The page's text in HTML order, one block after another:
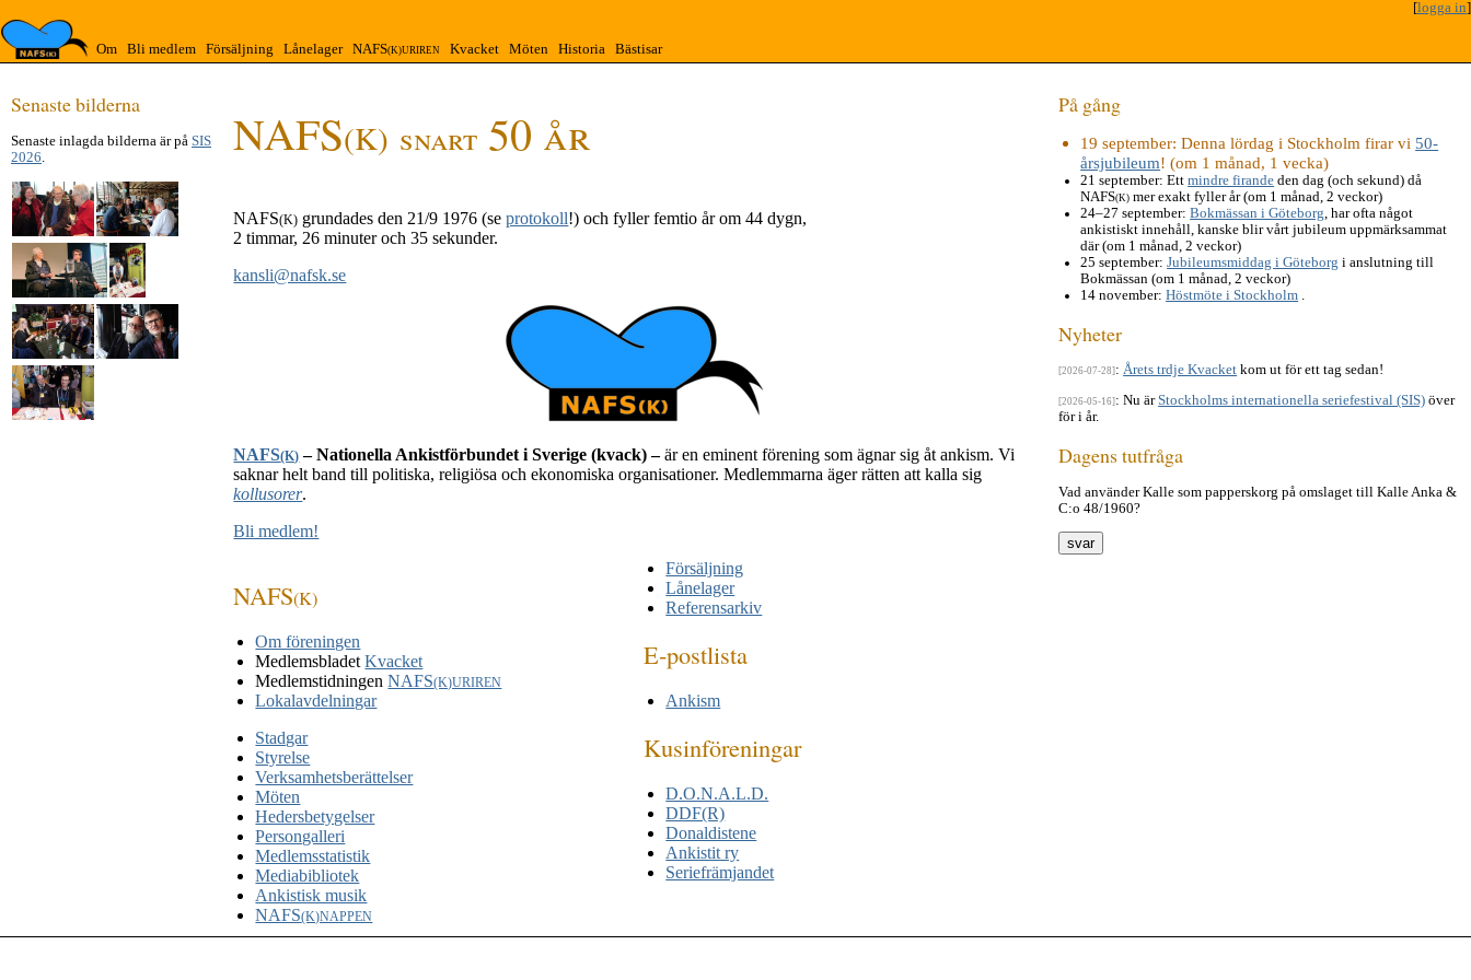
[logga in]
Om Bli medlem Försäljning Lånelager NAFS(K)URIREN Kvacket Möten Historia Bästisar
NAFS(K) snart 50 år
NAFS(K) grundades den 21/9 1976 (seprotokoll!) ochfyller femtio år om44 dygn,
2 timmar, 26 minuter och 35 sekunder.
kansli@nafsk.se
NAFS(K) – Nationella Ankist­förbundet i Sverige (kvack) –är en eminent förening som ägnar sig åt ankism. Vi
saknar helt band till politiska, religiösa och ekonomiska organisationer. Medlemmarna äger rätten att kalla sig
kollusorer.
Bli medlem!
NAFS(K)
Om föreningen
MedlemsbladetKvacket
MedlemstidningenNAFS(K)URIREN
Lokalavdelningar
Stadgar
Styrelse
Verksamhetsberättelser
Möten
Hedersbetygelser
Persongalleri
Medlemsstatistik
Mediabibliotek
Ankistisk musik
NAFS(K)NAPPEN
Försäljning
Lånelager
Referensarkiv
E-postlista
Ankism
Kusinföreningar
D.O.N.A.L.D.
DDF(R)
Donaldistene
Ankistit ry
Seriefrämjandet
Senaste bilderna
Senaste inlagda bilderna är på SIS
2026
På gång
19 september: Denna lördag i Stockholm firar vi 50-
årsjubileum! (om 1 månad, 1 vecka)
21 september: Ettmindre firande den dag (och sekund) då
NAFS(K) mer exakt fyller år (om 1 månad, 2 veckor)
24–27 september:Bokmässan i Göteborg , har ofta något
ankistiskt innehåll, kanske blir vårt jubileum uppmärksammat
där (om 1 månad, 2 veckor)
25 september:Jubileumsmiddag i Göteborg i anslutning till
Bokmässan (om 1 månad, 2 veckor)
14 november:Höstmöte i Stockholm
Nyheter
[2026-07-28] :Årets trdje Kvacket kom ut för ett tag sedan!
[2026-05-16] : Nu ärStockholms internationella seriefestival (SIS) över
för i år.
Dagens tutfråga
Vad använder Kalle som papperskorg på omslaget till Kalle Anka &
C:o 48/1960?
svar